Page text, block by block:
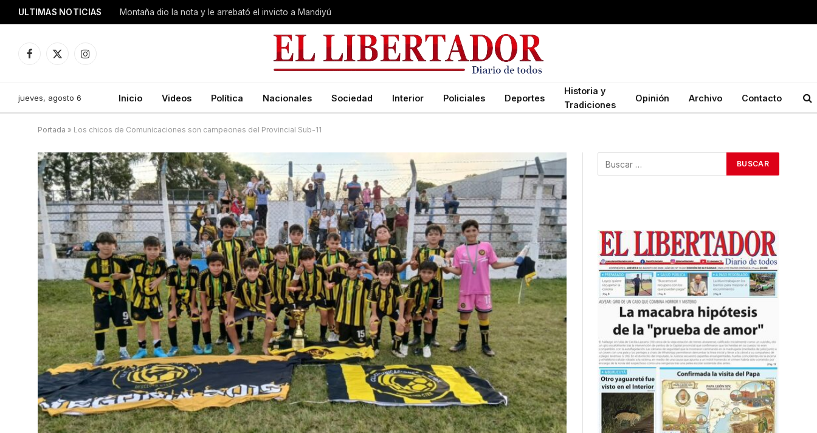
ULTIMAS NOTICIAS Montaña dio la nota y le arrebató el invicto a Mandiyú
Facebook
X
Instagram
jueves, agosto 6 Inicio Videos Política Nacionales Sociedad Interior Policiales Deportes
Historia y
Tradiciones
Opinión Archivo Contacto
Portada » Los chicos de Comunicaciones son campeones del Provincial Sub-11